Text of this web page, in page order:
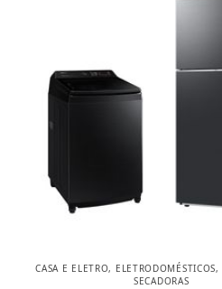
CASA E ELETRO, ELETRODOMÉSTICOS,
SECADORAS